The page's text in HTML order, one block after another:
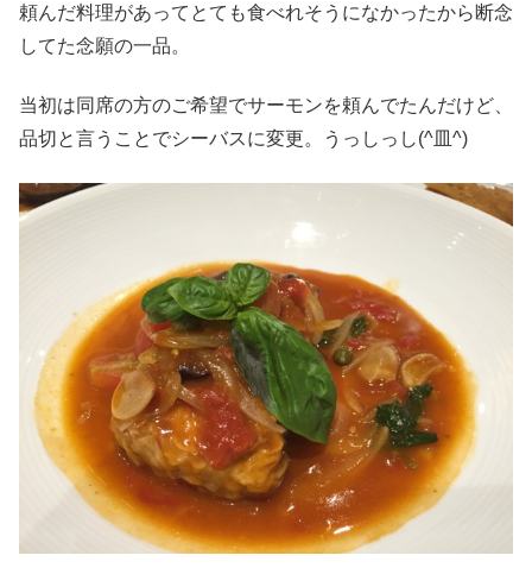
頼んだ料理があってとても食べれそうになかったから断念
してた念願の一品。
当初は同席の方のご希望でサーモンを頼んでたんだけど、
品切と言うことでシーバスに変更。うっしっし(^皿^)